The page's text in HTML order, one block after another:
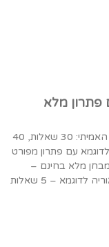
בקצרה מבחן תאוריה לדוגמא מדמה את המבחן האמיתי: 30 שאלות, 40
30. למטה תמצאו 5 שאלות לדוגמא עם פתרון מפורט
מלא בחינם –
היכנסו למערכת התרגול של EasyTeo. מבחן תאוריה לדוגמא – 5 שאלות